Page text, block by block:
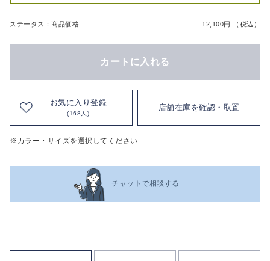
ステータス：商品価格 12,100円 （税込）
カートに入れる
お気に入り登録
(168人)
店舗在庫を確認・取置
※カラー・サイズを選択してください
チャットで相談する